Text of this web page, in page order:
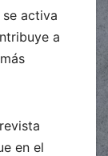
activa
a
en el